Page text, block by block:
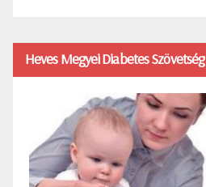
Heves Megyei Diabetes Szövetség